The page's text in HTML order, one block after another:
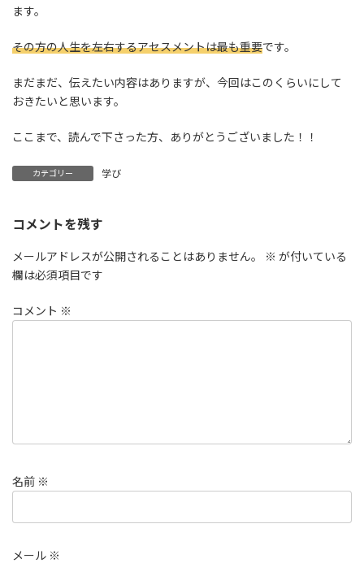
ます。
その方の人生を左右するアセスメントは最も重要です。
まだまだ、伝えたい内容はありますが、今回はこのくらいにして
おきたいと思います。
ここまで、読んで下さった方、ありがとうございました！！
カテゴリー 学び
コメントを残す
メールアドレスが公開されることはありません。 ※ が付いている
欄は必須項目です
コメント ※
名前 ※
メール ※